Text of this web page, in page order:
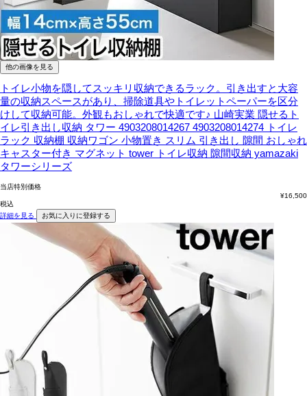
他の画像を見る
トイレ小物を隠してスッキリ収納できるラック。引き出すと大容
量の収納スペースがあり、掃除道具やトイレットペーパーを区分
けして収納可能。外観もおしゃれで快適です♪ 山崎実業 隠せるト
イレ引き出し収納 タワー 4903208014267 4903208014274 トイレ
ラック 収納棚 収納ワゴン 小物置き スリム 引き出し 隙間 おしゃれ
キャスター付き マグネット tower トイレ収納 隙間収納 yamazaki
タワーシリーズ
当店特別価格
¥16,500
税込
詳細を見る
お気に入りに登録する